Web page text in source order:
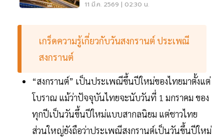
เทศกาลสงกรานต์
11 มี.ค. 2569 | 02:30 น.
เกร็ดความรู้เกี่ยวกับวันสงกรานต์ ประเพณี
สงกรานต์
“สงกรานต์” เป็นประเพณีขึ้นปีใหม่ของไทยมาตั้งแต่
โบราณ แม้ว่าปัจจุบันไทยจะนับวันที่ 1 มกราคม ของ
ทุกปีเป็นวันขึ้นปีใหม่แบบสากลนิยม แต่ชาวไทย
ส่วนใหญ่ยังถือว่าประเพณีสงกรานต์เป็นวันขึ้นปีใหม่